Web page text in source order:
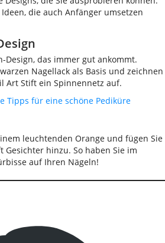
die auch Anfänger umsetzen
Design, das immer gut ankommt.
Nagellack als Basis und zeichnen
Art Stift ein Spinnennetz auf.
Tipps für eine schöne Pediküre
leuchtenden Orange und fügen Sie
Gesichter hinzu. So haben Sie im
auf Ihren Nägeln!